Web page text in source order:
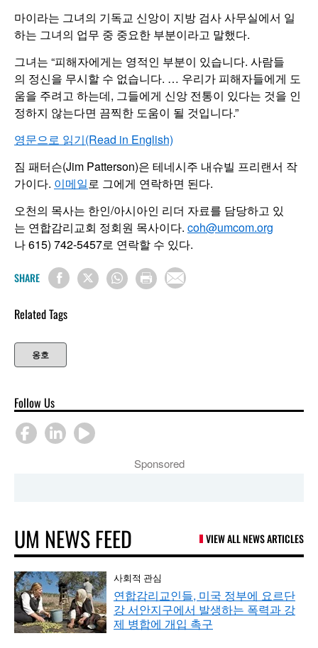
마이라는 그녀의 기독교 신앙이 지방 검사 사무실에서 일
하는 그녀의 업무 중 중요한 부분이라고 말했다.
그녀는 “피해자에게는 영적인 부분이 있습니다. 사람들
의 정신을 무시할 수 없습니다. … 우리가 피해자들에게 도
움을 주려고 하는데, 그들에게 신앙 전통이 있다는 것을 인
정하지 않는다면 끔찍한 도움이 될 것입니다.”
영문으로 읽기(Read in English)
짐 패터슨(Jim Patterson)은 테네시주 내슈빌 프리랜서 작
가이다. 이메일로 그에게 연락하면 된다.
오천의 목사는 한인/아시아인 리더 자료를 담당하고 있
는 연합감리교회 정회원 목사이다. coh@umcom.org
나 615) 742-5457로 연락할 수 있다.
SHARE
Related Tags
옹호
Follow Us
Sponsored
UM NEWS FEED VIEW ALL NEWS ARTICLES
사회적 관심
연합감리교인들, 미국 정부에 요르단
강 서안지구에서 발생하는 폭력과 강
제 병합에 개입 촉구